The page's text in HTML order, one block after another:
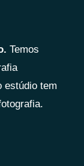
Temos
estúdio tem